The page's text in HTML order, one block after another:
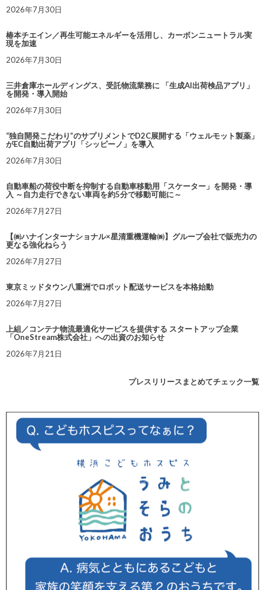
2026年7月30日
椿本チエイン／再生可能エネルギーを活用し、カーボンニュートラル実
現を加速
2026年7月30日
三井倉庫ホールディングス、受託物流業務に 「生成AI出荷検品アプリ」
を開発・導入開始
2026年7月30日
“独自開発こだわり”のサプリメントでD2C展開する「ウェルモット製薬」
がEC自動出荷アプリ「シッピーノ」を導入
2026年7月30日
自動車船の荷役中断を抑制する自動車移動用「スケーター」を開発・導
入 ～自力走行できない車両を約5分で移動可能に～
2026年7月27日
【㈱ハナインターナショナル×星清重機運輸㈱】グループ会社で販売力の
更なる強化ねらう
2026年7月27日
東京ミッドタウン八重洲でロボット配送サービスを本格始動
2026年7月27日
上組／コンテナ物流最適化サービスを提供する スタートアップ企業
「OneStream株式会社」への出資のお知らせ
2026年7月21日
プレスリリースまとめてチェック一覧